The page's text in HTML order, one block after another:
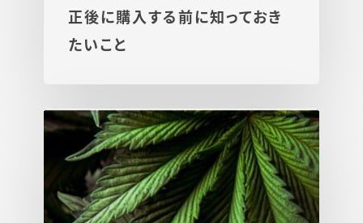
正後に購入する前に知っておき
たいこと